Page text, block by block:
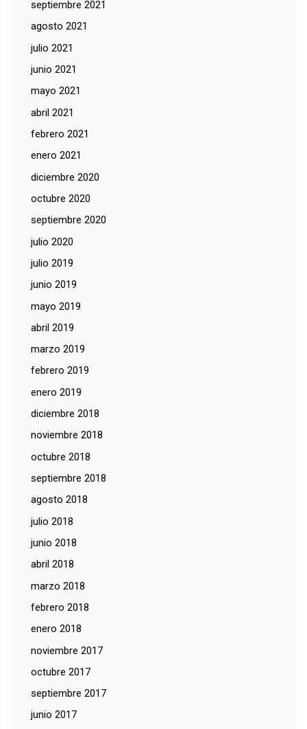
septiembre 2021
agosto 2021
julio 2021
junio 2021
mayo 2021
abril 2021
febrero 2021
enero 2021
diciembre 2020
octubre 2020
septiembre 2020
julio 2020
julio 2019
junio 2019
mayo 2019
abril 2019
marzo 2019
febrero 2019
enero 2019
diciembre 2018
noviembre 2018
octubre 2018
septiembre 2018
agosto 2018
julio 2018
junio 2018
abril 2018
marzo 2018
febrero 2018
enero 2018
noviembre 2017
octubre 2017
septiembre 2017
junio 2017